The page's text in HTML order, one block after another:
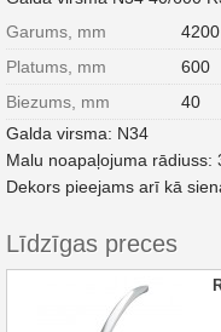
Garums, mm
4200
Platums, mm
600
Biezums, mm
40
Galda virsma: N34
Malu noapaļojuma rādiuss:
Dekors pieejams arī kā
Līdzīgas preces